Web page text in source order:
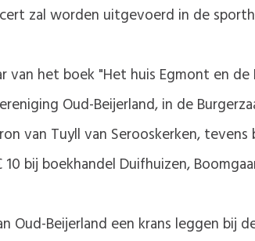
zal worden uitgevoerd in de
het boek "Het huis Egmont en de
Oud-Beijerland, in de
van Tuyll van Serooskerken,
bij boekhandel Duifhuizen,
Oud-Beijerland een krans leggen bij